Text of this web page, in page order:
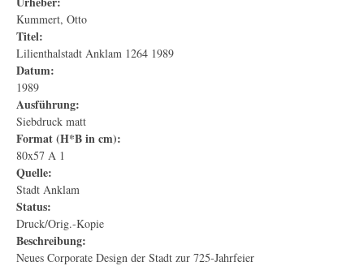
Kummert, Otto
Titel:
Lilienthalstadt Anklam 1264 1989
Datum:
1989
Ausführung:
Siebdruck matt
Format (H*B in cm):
80x57 A 1
Quelle:
Stadt Anklam
Status:
Druck/Orig.-Kopie
Beschreibung:
Neues Corporate Design der Stadt zur 725-Jahrfeier